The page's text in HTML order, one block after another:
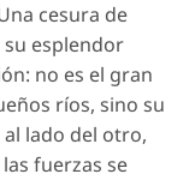
cesura de
esplendor
no es el gran
ríos, sino su
lado del otro,
fuerzas se